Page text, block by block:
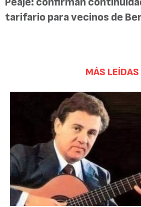
tarifario para vecinos de
MÁS LEÍDAS